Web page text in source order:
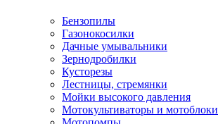
Бензопилы
Газонокосилки
Дачные умывальники
Зернодробилки
Кусторезы
Лестницы, стремянки
Мойки высокого давления
Мотокультиваторы и мотоблоки